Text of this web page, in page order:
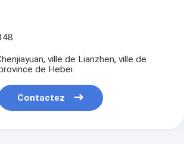
ville de Lianzhen, ville de
de Hebei.
Contactez